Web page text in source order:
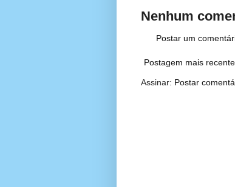
Nenhum
Postar um
Postagem mais recente
Assinar: Postar